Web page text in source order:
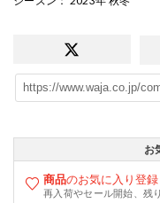
お
商品のお気に入り登録
再入荷やセール開始、残